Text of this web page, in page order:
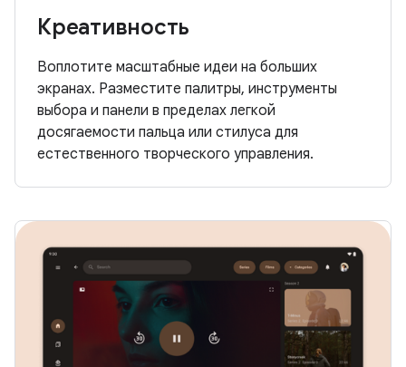
Креативность
Воплотите масштабные идеи на больших
экранах. Разместите палитры, инструменты
выбора и панели в пределах легкой
досягаемости пальца или стилуса для
естественного творческого управления.